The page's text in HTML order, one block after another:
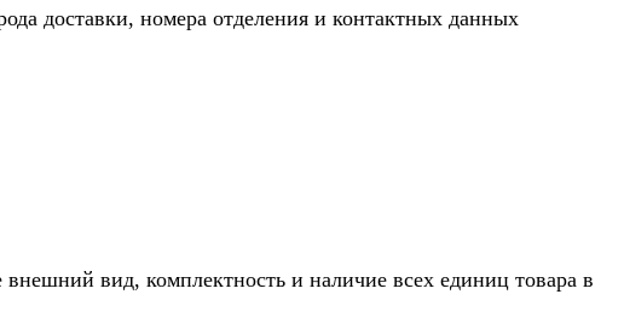
доставки, номера отделения и контактных данных
вид, комплектность и наличие всех единиц товара в